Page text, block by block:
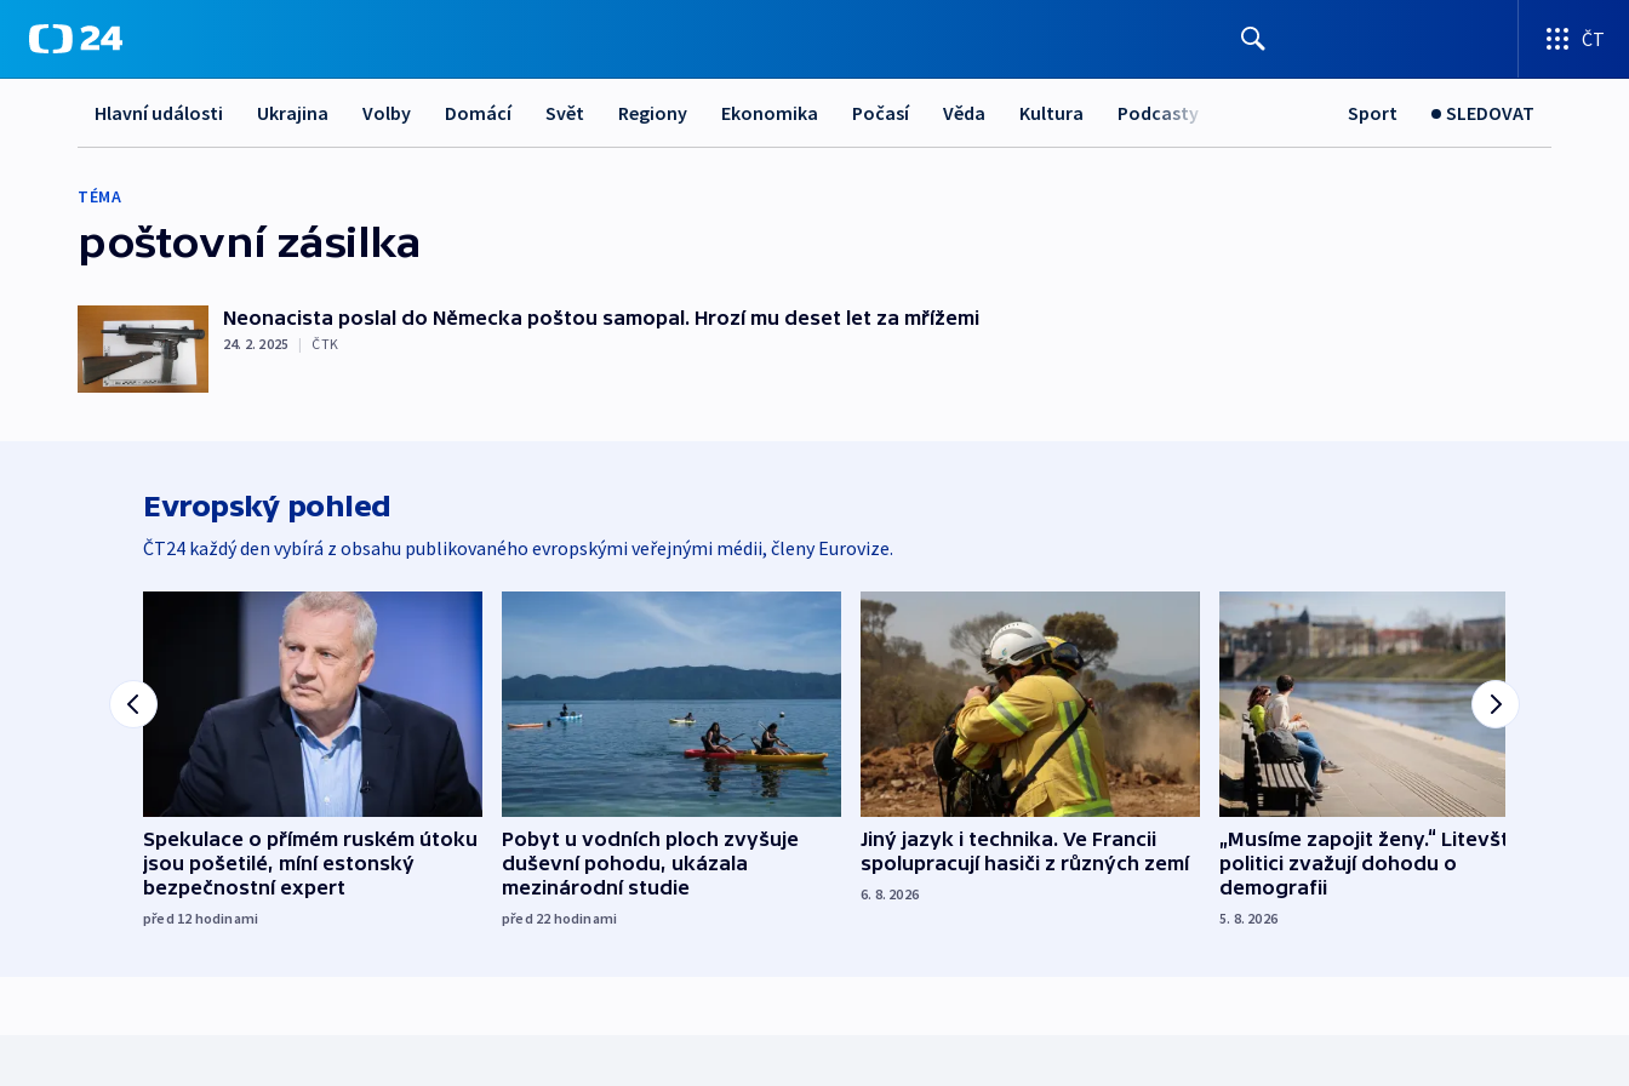
ČT
Hlavní události Ukrajina Volby Domácí Svět Regiony Ekonomika Počasí Věda Kultura Podcasty Sport SLEDOVAT
TÉMA
poštovní zásilka
Neonacista poslal do Německa poštou samopal. Hrozí mu deset let za mřížemi
24. 2. 2025 | ČTK
Evropský pohled
ČT24 každý den vybírá z obsahu publikovaného evropskými veřejnými médii, členy Eurovize.
Spekulace o přímém ruském útoku
jsou pošetilé, míní estonský
bezpečnostní expert
před 12 hodinami
Pobyt u vodních ploch zvyšuje
duševní pohodu, ukázala
mezinárodní studie
před 22 hodinami
Jiný jazyk i technika. Ve Francii
spolupracují hasiči z různých zemí
6. 8. 2026
„Musíme zapojit ženy.“ Litevští
politici zvažují dohodu o
demografii
5. 8. 2026